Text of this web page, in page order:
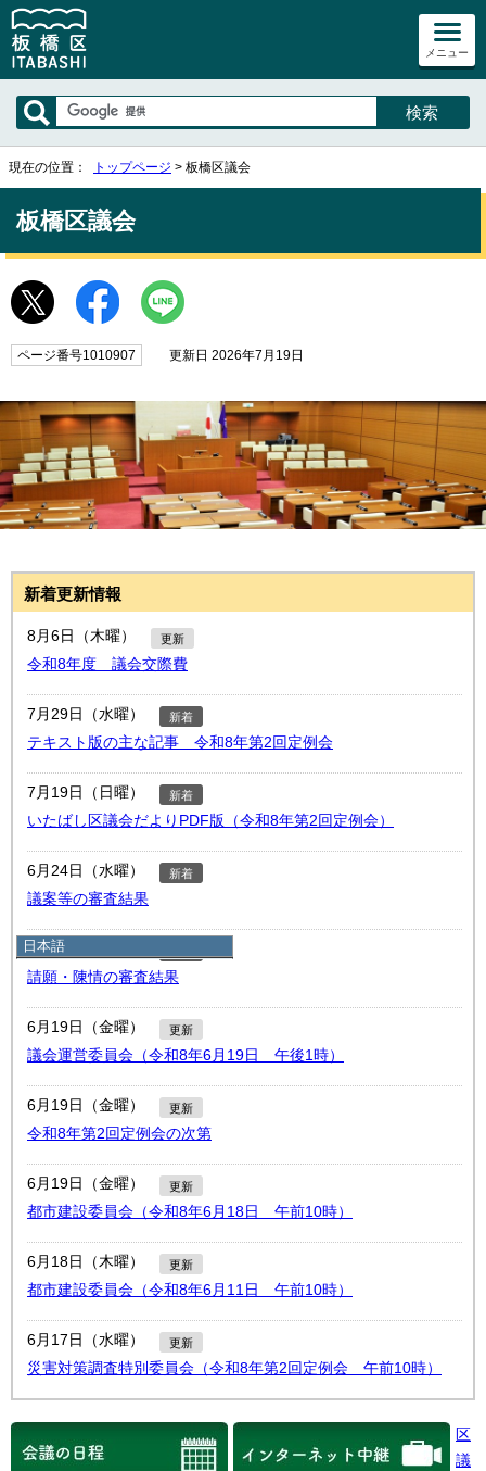
メニュー
日本語
日本語
English
한국어
简体中文
繁體中文
現在の位置： トップページ > 板橋区議会
板橋区議会
ページ番号1010907 更新日 2026年7月19日
新着更新情報
8月6日（木曜） 更新
令和8年度 議会交際費
7月29日（水曜） 新着
テキスト版の主な記事 令和8年第2回定例会
7月19日（日曜） 新着
いたばし区議会だよりPDF版（令和8年第2回定例会）
6月24日（水曜） 新着
議案等の審査結果
6月24日（水曜）
請願・陳情の審査結果
6月19日（金曜） 更新
議会運営委員会（令和8年6月19日 午後1時）
6月19日（金曜） 更新
令和8年第2回定例会の次第
6月19日（金曜） 更新
都市建設委員会（令和8年6月18日 午前10時）
6月18日（木曜） 更新
都市建設委員会（令和8年6月11日 午前10時）
6月17日（水曜） 更新
災害対策調査特別委員会（令和8年第2回定例会 午前10時）
区
議